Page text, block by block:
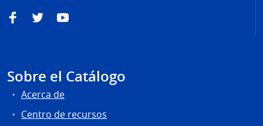
FacebookTwitterYouTube
Sobre el Catálogo
Acerca de
Centro de recursos